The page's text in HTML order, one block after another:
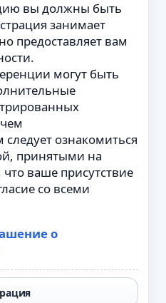
вы должны быть
занимает
предоставляет вам
могут быть
следует ознакомиться
принятыми на
ваше присутствие
со всеми
о